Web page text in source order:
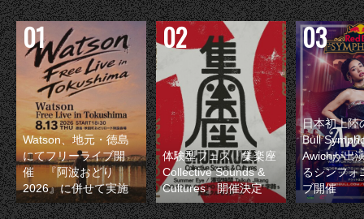
Watson、地元・徳島
にてフリーライブ開
催 『阿波おどり
2026』に併せて実施
体験型フェス『集楽座
Collective Sounds &
Cultures』開催決定
日本初上陸
Bull
Awichが出
るシンフォ
ブ開催